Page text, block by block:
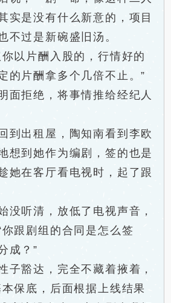
实是没有什么新意的，项目
不过是新碗盛旧汤。
片酬入股的，行情好的
的片酬拿多个几倍不止。”
拒绝，将事情推给经纪人
出租屋，陶知南看到李欧
想到她作为编剧，签的也是
她在客厅看电视时，起了跟
听清，放低了电视声音，
跟剧组的合同是怎么签
成？”
豁达，完全不藏着掖着，
保底，后面根据上线结果